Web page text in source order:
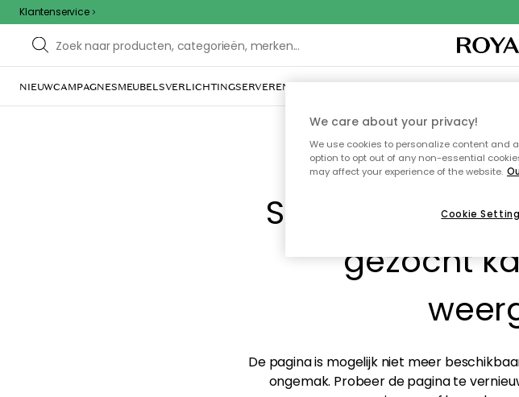
Klantenservice
NIEUWCAMPAGNESMEUBELSVERLICHTINGSERVEREN & TAFELGEREIWOONDECORATIETEXTIEL &
Sorry! De
gezocht
De pagina is mogelijk niet meer
ongemak. Probeer de pagina te
We care about your privacy!
We use cookies to personalize content and
option to opt out of any non-essential
may affect your experience of the website.
Cookie